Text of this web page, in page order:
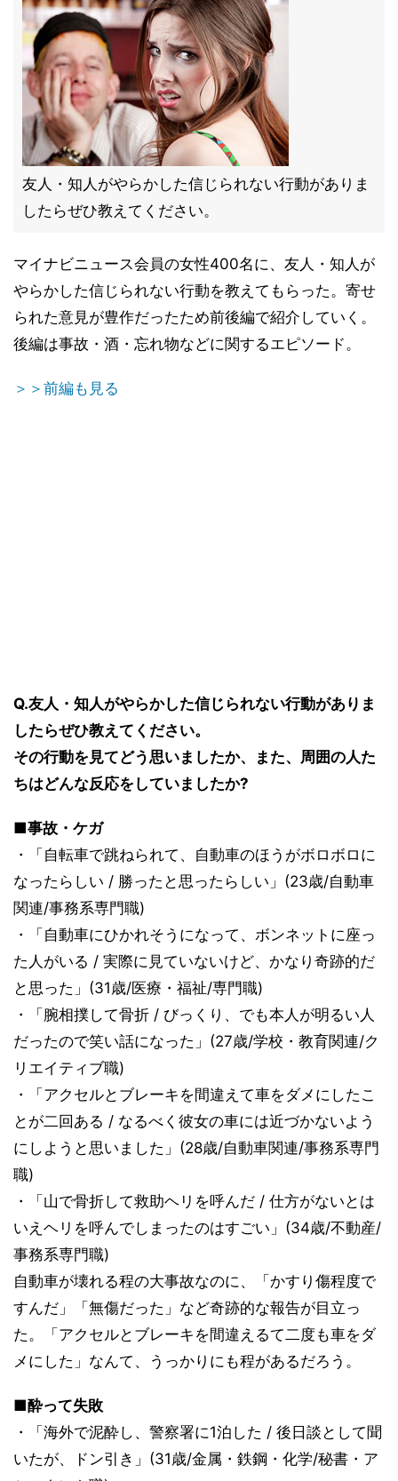
友人・知人がやらかした信じられない行動がありま
したらぜひ教えてください。
マイナビニュース会員の女性400名に、友人・知人が
やらかした信じられない行動を教えてもらった。寄せ
られた意見が豊作だったため前後編で紹介していく。
後編は事故・酒・忘れ物などに関するエピソード。
＞＞前編も見る
Q.友人・知人がやらかした信じられない行動がありま
したらぜひ教えてください。
その行動を見てどう思いましたか、また、周囲の人た
ちはどんな反応をしていましたか?
■事故・ケガ
・「自転車で跳ねられて、自動車のほうがボロボロに
なったらしい / 勝ったと思ったらしい」(23歳/自動車
関連/事務系専門職)
・「自動車にひかれそうになって、ボンネットに座っ
た人がいる / 実際に見ていないけど、かなり奇跡的だ
と思った」(31歳/医療・福祉/専門職)
・「腕相撲して骨折 / びっくり、でも本人が明るい人
だったので笑い話になった」(27歳/学校・教育関連/ク
リエイティブ職)
・「アクセルとブレーキを間違えて車をダメにしたこ
とが二回ある / なるべく彼女の車には近づかないよう
にしようと思いました」(28歳/自動車関連/事務系専門
職)
・「山で骨折して救助ヘリを呼んだ / 仕方がないとは
いえヘリを呼んでしまったのはすごい」(34歳/不動産/
事務系専門職)
自動車が壊れる程の大事故なのに、「かすり傷程度で
すんだ」「無傷だった」など奇跡的な報告が目立っ
た。「アクセルとブレーキを間違えるて二度も車をダ
メにした」なんて、うっかりにも程があるだろう。
■酔って失敗
・「海外で泥酔し、警察署に1泊した / 後日談として聞
いたが、ドン引き」(31歳/金属・鉄鋼・化学/秘書・ア